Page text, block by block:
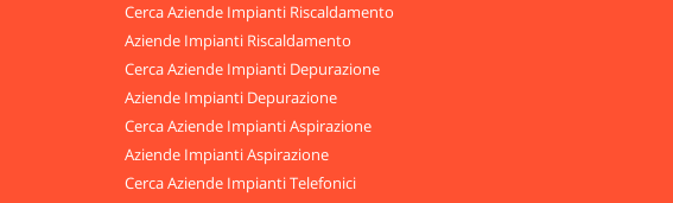
Cerca Aziende Impianti Riscaldamento
Aziende Impianti Riscaldamento
Cerca Aziende Impianti Depurazione
Aziende Impianti Depurazione
Cerca Aziende Impianti Aspirazione
Aziende Impianti Aspirazione
Cerca Aziende Impianti Telefonici